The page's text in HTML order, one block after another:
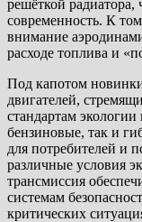
решёткой радиатора,
современность. К
внимание
расходе топлива и
Под капотом
двигателей,
стандартам
бензиновые, так и
для потребителей и
различные условия
трансмиссия
системам
критических